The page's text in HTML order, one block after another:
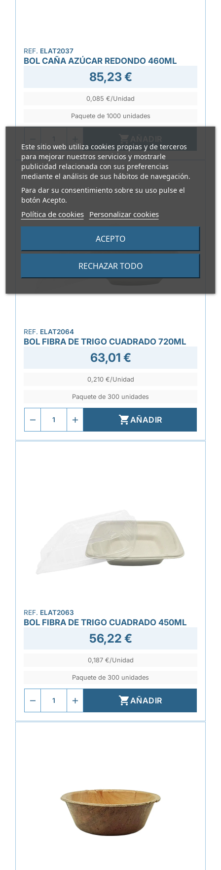
Este sitio web utiliza cookies propias y de terceros
para mejorar nuestros servicios y mostrarle
publicidad relacionada con sus preferencias
mediante el análisis de sus hábitos de navegación.
Para dar su consentimiento sobre su uso pulse el
botón Acepto.
Política de cookies Personalizar cookies
RECHAZAR TODO
ACEPTO
REF. ELAT2037
BOL CAÑA AZÚCAR REDONDO 460ML
85,23 €
0,085 €/Unidad
Paquete de 1000 unidades
REF. ELAT2064
BOL FIBRA DE TRIGO CUADRADO 720ML
63,01 €
0,210 €/Unidad
Paquete de 300 unidades
AÑADIR
REF. ELAT2063
BOL FIBRA DE TRIGO CUADRADO 450ML
56,22 €
0,187 €/Unidad
Paquete de 300 unidades
AÑADIR